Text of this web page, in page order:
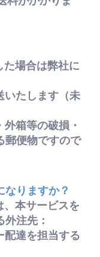
場合は弊社に
たします（未
箱等の破損・
郵便物ですので
りますか？
本サービスを
注先：
達を担当する